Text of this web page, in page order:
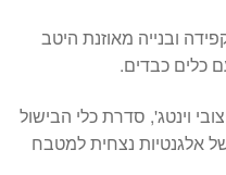
ובנייה מאוזנת היטב
כלים כבדים.
וינטג', סדרת כלי הבישול
אלגנטיות נצחית למטבח